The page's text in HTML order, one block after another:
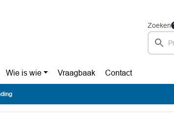
Zoeken
Wie is wie Vraagbaak Contact